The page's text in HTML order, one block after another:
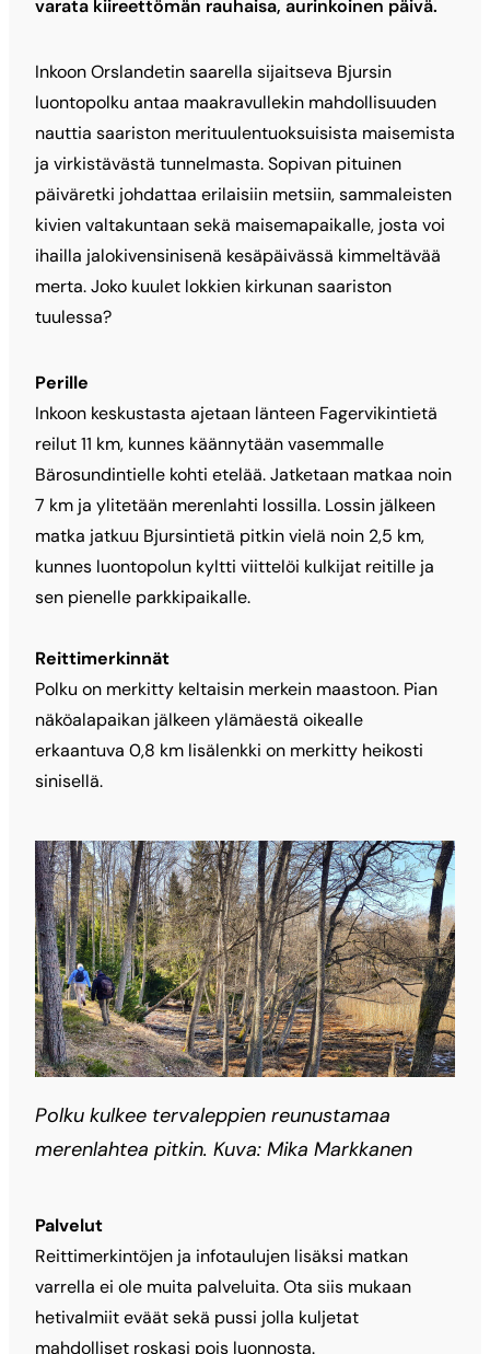
varata kiireettömän rauhaisa, aurinkoinen päivä.
Inkoon Orslandetin saarella sijaitseva Bjursin
luontopolku antaa maakravullekin mahdollisuuden
nauttia saariston merituulentuoksuisista maisemista
ja virkistävästä tunnelmasta. Sopivan pituinen
päiväretki johdattaa erilaisiin metsiin, sammaleisten
kivien valtakuntaan sekä maisemapaikalle, josta voi
ihailla jalokivensinisenä kesäpäivässä kimmeltävää
merta. Joko kuulet lokkien kirkunan saariston
tuulessa?
Perille
Inkoon keskustasta ajetaan länteen Fagervikintietä
reilut 11 km, kunnes käännytään vasemmalle
Bärosundintielle kohti etelää. Jatketaan matkaa noin
7 km ja ylitetään merenlahti lossilla. Lossin jälkeen
matka jatkuu Bjursintietä pitkin vielä noin 2,5 km,
kunnes luontopolun kyltti viittelöi kulkijat reitille ja
sen pienelle parkkipaikalle.
Reittimerkinnät
Polku on merkitty keltaisin merkein maastoon. Pian
näköalapaikan jälkeen ylämäestä oikealle
erkaantuva 0,8 km lisälenkki on merkitty heikosti
sinisellä.
Polku kulkee tervaleppien reunustamaa
merenlahtea pitkin. Kuva: Mika Markkanen
Palvelut
Reittimerkintöjen ja infotaulujen lisäksi matkan
varrella ei ole muita palveluita. Ota siis mukaan
hetivalmiit eväät sekä pussi jolla kuljetat
mahdolliset roskasi pois luonnosta.